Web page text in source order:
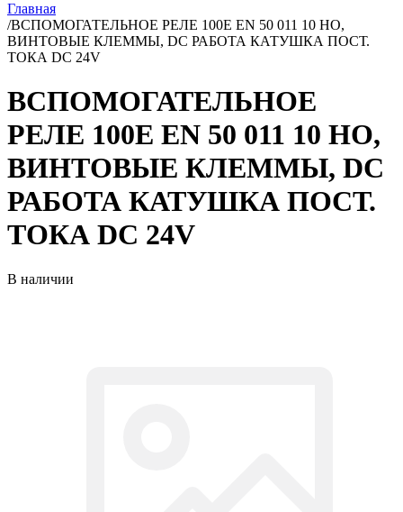
Главная
/ВСПОМОГАТЕЛЬНОЕ РЕЛЕ 100E EN 50 011 10 НO,
ВИНТОВЫЕ КЛЕММЫ, DC РАБОТА КАТУШКА ПОСТ.
ТОКА DC 24V
ВСПОМОГАТЕЛЬНОЕ
РЕЛЕ 100E EN 50 011 10 НO,
ВИНТОВЫЕ КЛЕММЫ, DC
РАБОТА КАТУШКА ПОСТ.
ТОКА DC 24V
В наличии